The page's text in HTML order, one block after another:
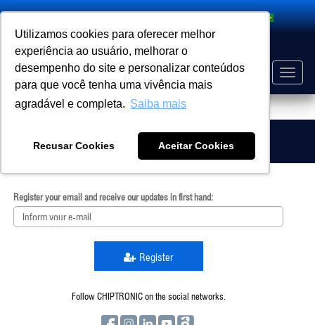
Utilizamos cookies para oferecer melhor
experiência ao usuário, melhorar o
desempenho do site e personalizar conteúdos
para que você tenha uma vivência mais
agradável e completa. Saiba mais
Recusar Cookies Aceitar Cookies
Toggle
EVENT HOME
Register your email and receive our updates in first hand:
Register
Follow CHIPTRONIC on the social networks.